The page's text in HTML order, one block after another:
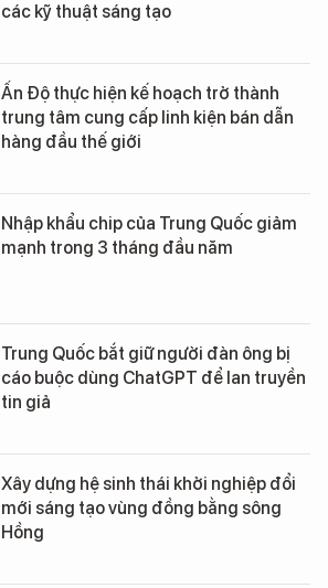
các kỹ thuật sáng tạo
Ấn Độ thực hiện kế hoạch trở thành
trung tâm cung cấp linh kiện bán dẫn
hàng đầu thế giới
Nhập khẩu chip của Trung Quốc giảm
mạnh trong 3 tháng đầu năm
Trung Quốc bắt giữ người đàn ông bị
cáo buộc dùng ChatGPT để lan truyền
tin giả
Xây dựng hệ sinh thái khởi nghiệp đổi
mới sáng tạo vùng đồng bằng sông
Hồng